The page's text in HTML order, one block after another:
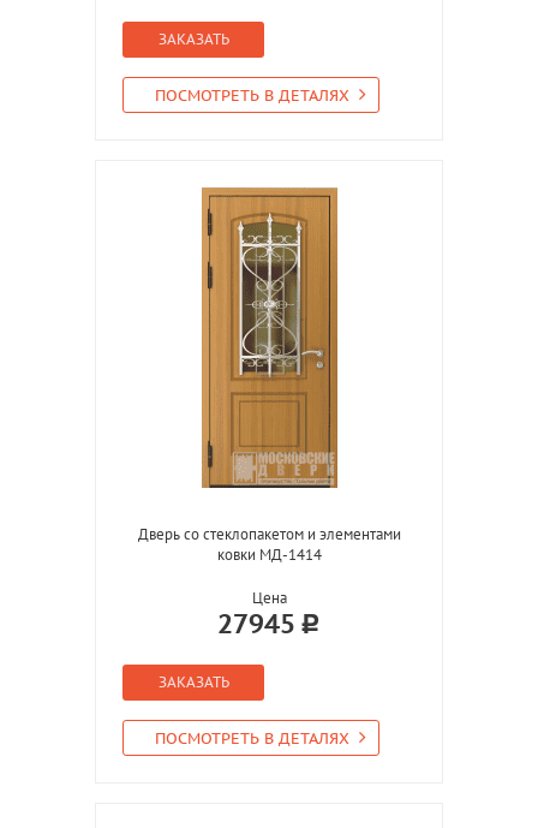
ЗАКАЗАТЬ
ПОСМОТРЕТЬ В ДЕТАЛЯХ
Дверь со стеклопакетом и элементами
ковки МД-1414
Цена
27945
ЗАКАЗАТЬ
ПОСМОТРЕТЬ В ДЕТАЛЯХ